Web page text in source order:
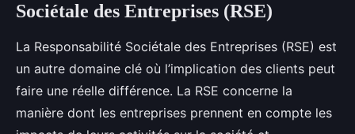
Sociétale des Entreprises (RSE)
La Responsabilité Sociétale des Entreprises (RSE) est
un autre domaine clé où l’implication des clients peut
faire une réelle différence. La RSE concerne la
manière dont les entreprises prennent en compte les